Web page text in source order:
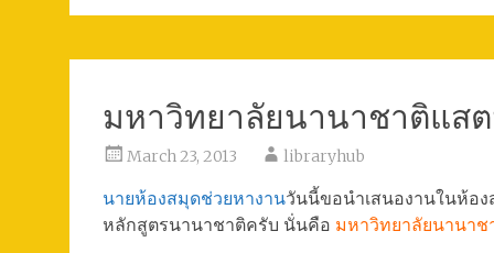
มหาวิทยาลัยนานาชาติแส
March 23, 2013 libraryhub
นายห้องสมุดช่วยหางานวันนี้ขอนำเสนองานในห้อ
หลักสูตรนานาชาติครับ นั่นคือ มหาวิทยาลัยนานา